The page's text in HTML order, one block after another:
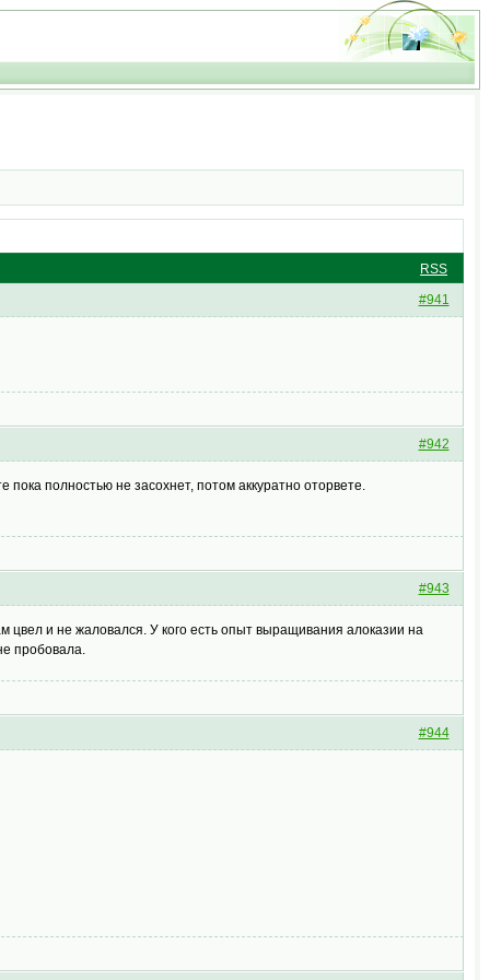
RSS
#941
#942
полностью не засохнет, потом аккуратно оторвете.
#943
цвел и не жаловался. У кого есть опыт выращивания алоказии на
пробовала.
#944